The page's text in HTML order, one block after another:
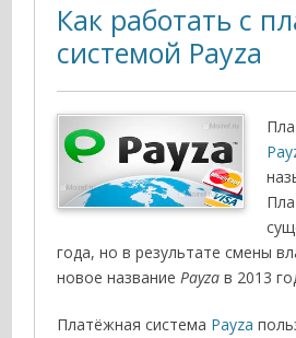
Как работать с
системой Payza
года, но в результате смены
новое названиеPayzaв 2013
Платёжная система Payza